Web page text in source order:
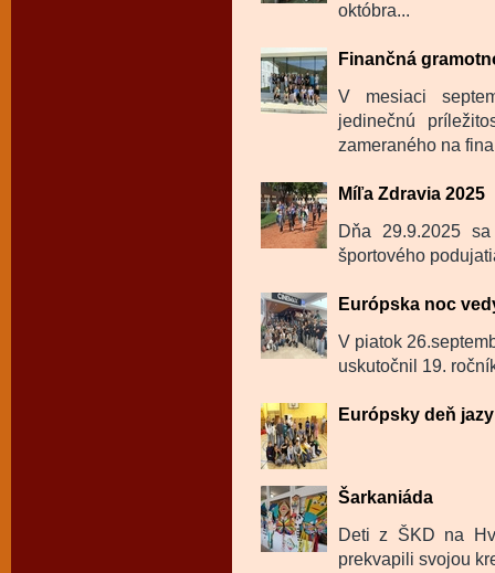
októbra...
Finančná
V mesiaci
jedinečnú
zameraného na
Míľa Zdravia 2025
Dňa 29.9.2025
športového
Európska noc
V piatok
uskutočnil 19.
Európsky deň
Šarkaniáda
Deti z ŠKD na
prekvapili svojou